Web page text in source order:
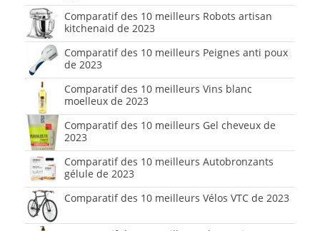
Comparatif des 10 meilleurs Robots artisan
kitchenaid de 2023
Comparatif des 10 meilleurs Peignes anti poux
de 2023
Comparatif des 10 meilleurs Vins blanc
moelleux de 2023
Comparatif des 10 meilleurs Gel cheveux de
2023
Comparatif des 10 meilleurs Autobronzants
gélule de 2023
Comparatif des 10 meilleurs Vélos VTC de 2023